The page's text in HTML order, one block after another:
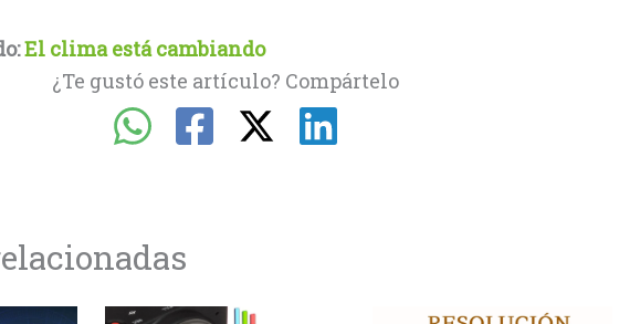
El clima está cambiando
¿Te gustó este artículo? Compártelo